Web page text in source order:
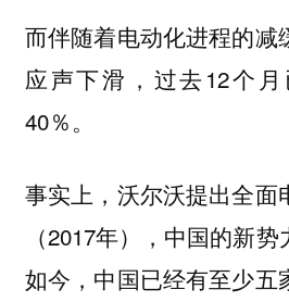
而伴随着电动化进程的减
应声下滑，过去12个
40％。
事实上，沃尔沃提出全面
（2017年），中国的新
如今，中国已经有至少五